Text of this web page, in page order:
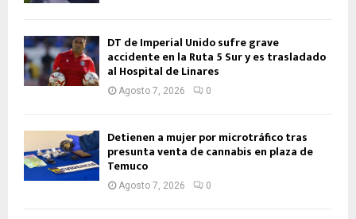
DT de Imperial Unido sufre grave
accidente en la Ruta 5 Sur y es trasladado
al Hospital de Linares
Agosto 7, 2026 0
Detienen a mujer por microtráfico tras
presunta venta de cannabis en plaza de
Temuco
Agosto 7, 2026 0